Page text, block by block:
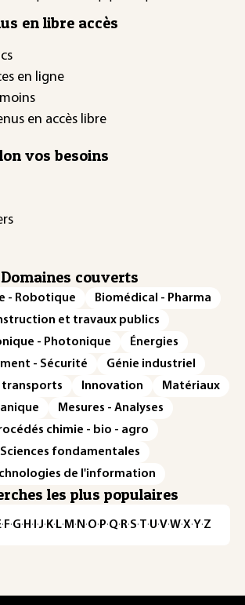
en libre accès
en ligne
en accès libre
vos besoins
Domaines couverts
- Robotique
Biomédical - Pharma
et travaux publics
- Photonique
Énergies
- Sécurité
Génie industriel
transports
Innovation
Matériaux
Mesures - Analyses
chimie - bio - agro
Sciences fondamentales
de l'information
les plus populaires
· F·G· H · ·J· K· L· M · N ·O· P·Q· R·S·T·U·V·W·X·Y·Z